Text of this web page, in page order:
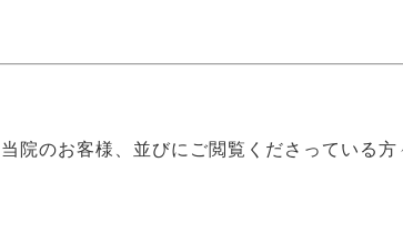
当院のお客様、並びにご閲覧くださっている方